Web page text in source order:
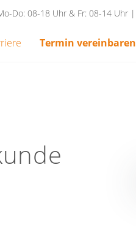
Do: 08-18 Uhr & Fr: 08-14 Uhr |
Termin vereinbaren